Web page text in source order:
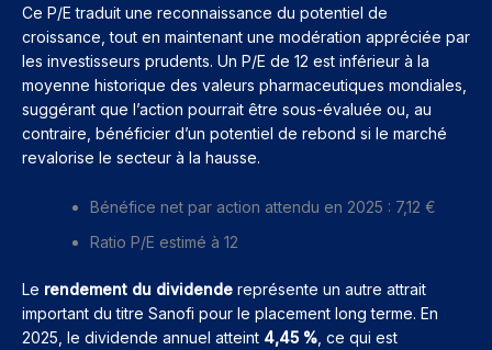
Ce P/E traduit une reconnaissance du potentiel de
croissance, tout en maintenant une modération appréciée par
les investisseurs prudents. Un P/E de 12 est inférieur à la
moyenne historique des valeurs pharmaceutiques mondiales,
suggérant que l’action pourrait être sous-évaluée ou, au
contraire, bénéficier d’un potentiel de rebond si le marché
revalorise le secteur à la hausse.
Bénéfice net par action attendu en 2025 : 7,12 €
Ratio P/E estimé à 12
Le rendement du dividende représente un autre attrait
important du titre Sanofi pour le placement long terme. En
2025, le dividende annuel atteint 4,45 % , ce qui est